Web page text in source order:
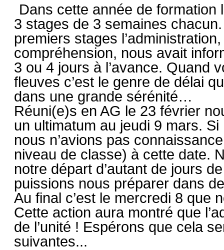
Dans cette année de formation
3 stages de 3 semaines
premiers stages
compréhension, nous avait
3 ou 4 jours à l’avance. Quand
fleuves c’est le genre de délai
dans une grande sérénité…
Réuni(e)s en AG le 23 février
un ultimatum au jeudi 9 mars. Si
nous n’avions pas
niveau de classe) à cette date.
notre départ d’autant de jours
puissions nous préparer dans
Au final c’est le mercredi 8 que
Cette action aura montré que
de l’unité ! Espérons que cela
suivantes...